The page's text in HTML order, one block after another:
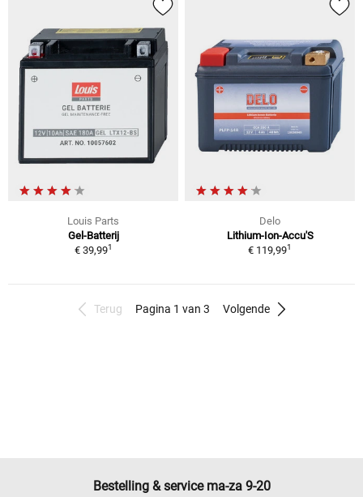
Louis Parts
Gel-Batterij
€ 39,991
Delo
Lithium-Ion-Accu'S
€ 119,991
Terug Pagina 1 van 3 Volgende
Bestelling & service ma-za 9-20